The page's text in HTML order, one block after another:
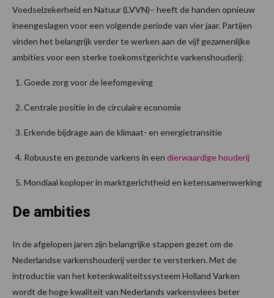
Voedselzekerheid en Natuur (LVVN)– heeft de handen opnieuw
ineengeslagen voor een volgende periode van vier jaar. Partijen
vinden het belangrijk verder te werken aan de vijf gezamenlijke
ambities voor een sterke toekomstgerichte varkenshouderij:
Goede zorg voor de leefomgeving
Centrale positie in de circulaire economie
Erkende bijdrage aan de klimaat- en energietransitie
Robuuste en gezonde varkens in een dierwaardige houderij
Mondiaal koploper in marktgerichtheid en ketensamenwerking
De ambities
In de afgelopen jaren zijn belangrijke stappen gezet om de
Nederlandse varkenshouderij verder te versterken. Met de
introductie van het ketenkwaliteitssysteem Holland Varken
wordt de hoge kwaliteit van Nederlands varkensvlees beter